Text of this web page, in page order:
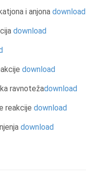
i anjona download
download
download
ravnotežadownload
reakcije download
download